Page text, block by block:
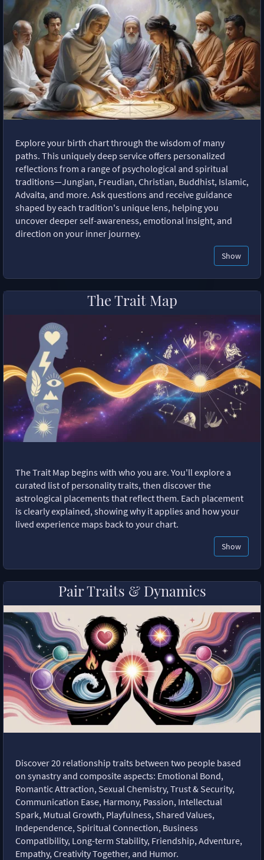
Explore your birth chart through the wisdom of many
paths. This uniquely deep service offers personalized
reflections from a range of psychological and spiritual
traditions—Jungian, Freudian, Christian, Buddhist, Islamic,
Advaita, and more. Ask questions and receive guidance
shaped by each tradition's unique lens, helping you
uncover deeper self-awareness, emotional insight, and
direction on your inner journey.
Show
The Trait Map
The Trait Map begins with who you are. You'll explore a
curated list of personality traits, then discover the
astrological placements that reflect them. Each placement
is clearly explained, showing why it applies and how your
lived experience maps back to your chart.
Show
Pair Traits & Dynamics
Discover 20 relationship traits between two people based
on synastry and composite aspects: Emotional Bond,
Romantic Attraction, Sexual Chemistry, Trust & Security,
Communication Ease, Harmony, Passion, Intellectual
Spark, Mutual Growth, Playfulness, Shared Values,
Independence, Spiritual Connection, Business
Compatibility, Long-term Stability, Friendship, Adventure,
Empathy, Creativity Together, and Humor.